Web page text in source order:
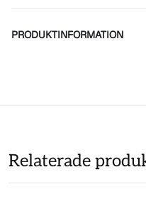
PRODUKTINFORMATION
Relaterade